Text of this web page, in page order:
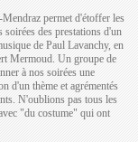
permet d'étoffer les
des prestations d'un
de Paul Lavanchy, en
Mermoud. Un groupe de
à nos soirées une
d'un thème et agrémentés
N'oublions pas tous les
"du costume" qui ont